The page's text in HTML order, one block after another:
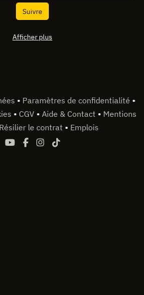
Suivre
Afficher plus
• Paramètres de confidentialité •
• CGV • Aide & Contact • Mentions
Résilier le contrat • Emplois